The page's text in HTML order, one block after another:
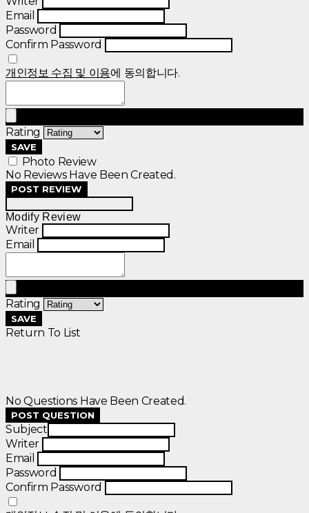
Email
Password
Confirm Password
개인정보 수집 및 이용에 동의합니다.
Rating
SAVE
Photo Review
No Reviews Have Been Created.
POST REVIEW
Modify Review
Writer
Email
Rating
SAVE
Return To List
No Questions Have Been Created.
POST QUESTION
Subject
Writer
Email
Password
Confirm Password